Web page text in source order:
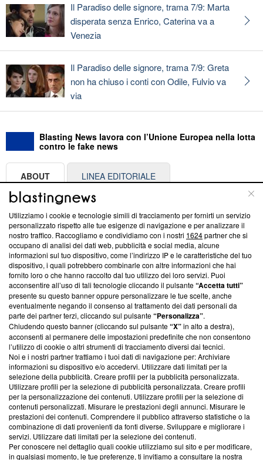
Il Paradiso delle signore, trama 7/9: Marta
disperata senza Enrico, Caterina va a
Venezia
Il Paradiso delle signore, trama 7/9: Greta
non ha chiuso i conti con Odile, Fulvio va
via
Blasting News lavora con l’Unione Europea nella lotta
contro le fake news
ABOUT LINEA EDITORIALE
Questa sezione offre informazioni trasparenti su Blasting
News, sui nostri processi editoriali e su come ci impegniamo a
creare news di qualità. Inoltre, afferma la nostra aderenza a
‘Trust Project - News with Integrity’Blasting News non è
ancora membro del programma, ma ha richiesto di farne
parte; Trust Project non ha ancora effettuato una verifica di
conformità agli standard.
Su di noi
Team editoriale
Corporate
Redazione
Informativa Privacy
Cookie Policy
Blasting SA, IDI CHE-247.845.224, Via Carlo Frasca, 3 - 6900
Lugano (Svizzera) Tel:+39 0690258937
Utilizziamo i cookie e tecnologie simili di tracciamento per fornirti un servizio
personalizzato rispetto alle tue esigenze di navigazione e per analizzare il
nostro traffico. Raccogliamo e condividiamo con i nostri 1624partner che si
occupano di analisi dei dati web, pubblicità e social media, alcune
informazioni sul tuo dispositivo, come l’indirizzo IP e le caratteristiche del tuo
dispositivo, i quali potrebbero combinarle con altre informazioni che hai
fornito loro o che hanno raccolto dal tuo utilizzo dei loro servizi. Puoi
acconsentire all’uso di tali tecnologie cliccando il pulsante“Accetta tutti”
presente su questo banner oppure personalizzare le tue scelte, anche
eventualmente negando il consenso al trattamento dei dati personali da
parte dei partner terzi, cliccando sul pulsante“Personalizza”.
Chiudendo questo banner (cliccando sul pulsante“X”in alto a destra),
acconsenti al permanere delle impostazioni predefinite che non consentono
l’utilizzo di cookie o altri strumenti di tracciamento diversi dai tecnici.
Noi e i nostri partner trattiamo i tuoi dati di navigazione per: Archiviare
informazioni su dispositivo e/o accedervi. Utilizzare dati limitati per la
selezione della pubblicità. Creare profili per la pubblicità personalizzata.
Utilizzare profili per la selezione di pubblicità personalizzata. Creare profili
per la personalizzazione dei contenuti. Utilizzare profili per la selezione di
contenuti personalizzati. Misurare le prestazioni degli annunci. Misurare le
prestazioni dei contenuti. Comprendere il pubblico attraverso statistiche o la
combinazione di dati provenienti da fonti diverse. Sviluppare e migliorare i
servizi. Utilizzare dati limitati per la selezione dei contenuti.
Per conoscere nel dettaglio quali cookie utilizziamo sul sito e per modificare,
in qualsiasi momento, le tue preferenze, ti invitiamo a consultare la nostra